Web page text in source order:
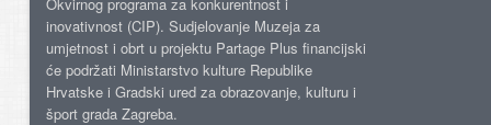
inovativnost (CIP). Sudjelovanje Muzeja za
umjetnost i obrt u projektu Partage Plus financijski
će podržati Ministarstvo kulture Republike
Hrvatske i Gradski ured za obrazovanje, kulturu i
šport grada Zagreba.